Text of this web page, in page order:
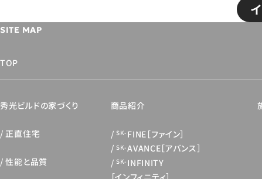
SITE MAP
TOP
秀光ビルドの家づくり
正直住宅
性能と品質
商品紹介
SK- FINE［ファイン］
SK-AVANCE［アバンス］
SK- INFINITY
［インフィニティ］